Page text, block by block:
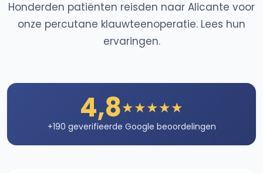
Honderden patiënten reisden naar Alicante voor
onze percutane klauwteenoperatie. Lees hun
ervaringen.
4,8★★★★★
+190 geverifieerde Google beoordelingen